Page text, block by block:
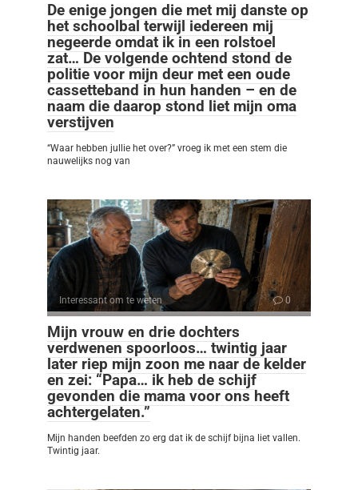
De enige jongen die met mij danste op
het schoolbal terwijl iedereen mij
negeerde omdat ik in een rolstoel
zat… De volgende ochtend stond de
politie voor mijn deur met een oude
cassetteband in hun handen – en de
naam die daarop stond liet mijn oma
verstijven
“Waar hebben jullie het over?” vroeg ik met een stem die
nauwelijks nog van
Interessant om te weten 0
Mijn vrouw en drie dochters
verdwenen spoorloos… twintig jaar
later riep mijn zoon me naar de kelder
en zei: “Papa… ik heb de schijf
gevonden die mama voor ons heeft
achtergelaten.”
Mijn handen beefden zo erg dat ik de schijf bijna liet vallen.
Twintig jaar.